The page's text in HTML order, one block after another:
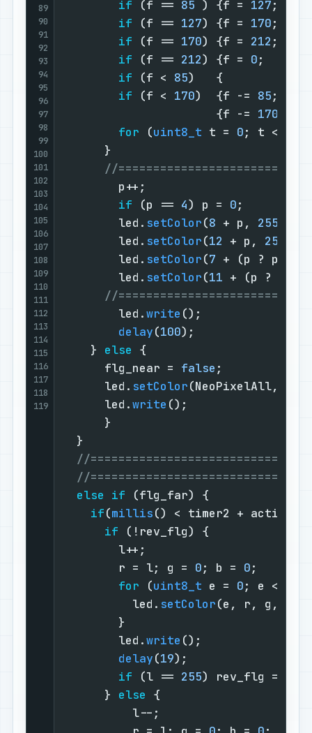
89
90
91
92
93
94
95
96
97
98
99
100
101
102
103
104
105
106
107
108
109
110
111
112
113
114
115
116
117
118
119
if (f == 85 ) {f = 127;}
if (f == 127) {f = 170;}
if (f == 170) {f = 212 ;}
if (f == 212) {f = 0
if (f < 85)   {          b
if (f < 170)  {f -= 85;  g
                      {f -=
170
for (uint8_t t = 0; t <
      }
//
if (p == 4) p = 0
        led.
setColor(8 + p, 255
        led.
setColor(12 + p, 255
        led.
setColor(7 + (p ? p :
        led.
setColor(11 + (p ? p :
//
        led.
write
delay(100
    }
else
      flg_near =
false
      led.
setColor(NeoPixelAll,
      led.
write
      }
  }
//
//
else if
if(millis() <
if
        r = l; g =
0; b = 0
for (uint8_t e = 0; e <
          led.
setColor(e,
        }
        led.
write
delay(19
if (l == 255) rev_flg =
      }
else